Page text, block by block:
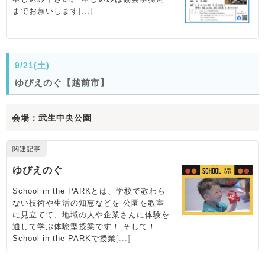
9/21(土)
ゆびえのぐ【越前市】
会場：武生中央公園